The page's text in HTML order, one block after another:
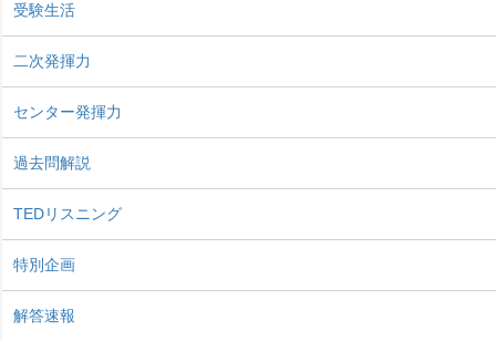
受験生活
二次発揮力
センター発揮力
過去問解説
TEDリスニング
特別企画
解答速報